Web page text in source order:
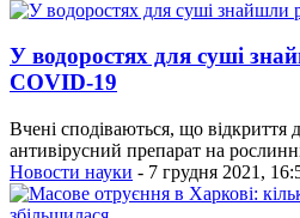
У водоростях для суші
COVID-19
Вчені сподіваються, що відкриття
антивірусний препарат на
Новости науки - 7 грудня 2021,